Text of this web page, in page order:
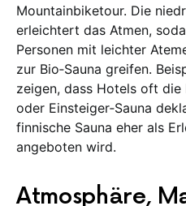
Mountainbiketour. Die
erleichtert das Atmen,
Personen mit leichter
zur Bio‑Sauna greifen.
zeigen, dass Hotels oft die
oder Einsteiger‑Sauna
finnische Sauna eher als
angeboten wird.
Atmosphäre,